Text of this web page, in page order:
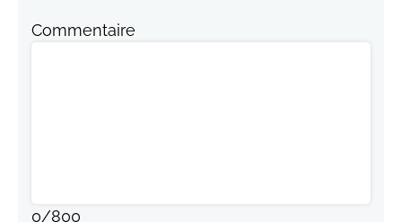
Commentaire
0/800